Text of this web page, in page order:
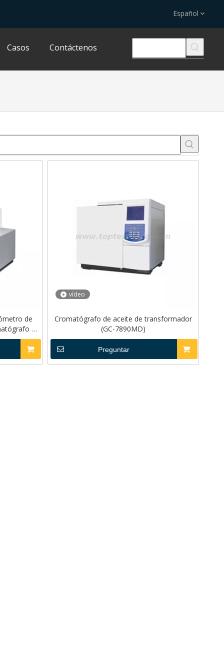
Español
Casos Contáctenos
de
de
vídeo
Cromatógrafo de aceite de transformador
(GC-7890MD)
Preguntar